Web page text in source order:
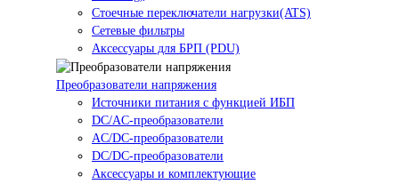
Стоечные переключатели нагрузки(ATS)
Сетевые фильтры
Аксессуары для БРП (PDU)
Преобразователи напряжения
Источники питания c функцией ИБП
DC/AC-преобразователи
AC/DC-преобразователи
DC/DC-преобразователи
Аксессуары и комплектующие